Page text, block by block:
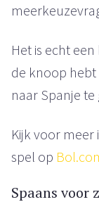
Het is echt
de knoop
naar Spanje te
Kijk voor
spel op
Spaans voor